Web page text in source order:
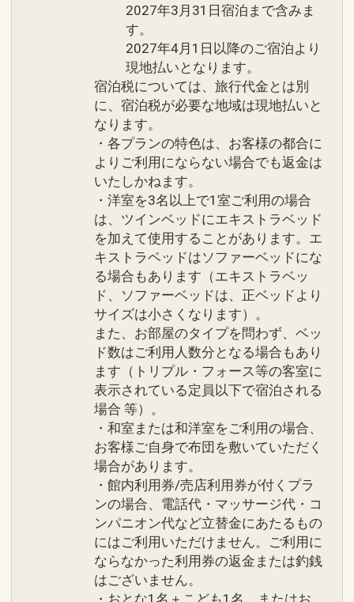
※ご希望に添えない場合がございます。
※料金は別途頂戴いたします。
設定期間：2025年8月1日～2026年12月
インターネットコース番号：DP-2-
200000037591
2027年3月31日宿泊まで含みま
す。
2027年4月1日以降のご宿泊より
現地払いとなります。
宿泊税については、旅行代金とは別
に、宿泊税が必要な地域は現地払いと
なります。
・各プランの特色は、お客様の都合に
よりご利用にならない場合でも返金は
いたしかねます。
・洋室を3名以上で1室ご利用の場合
は、ツインベッドにエキストラベッド
を加えて使用することがあります。エ
キストラベッドはソファーベッドにな
る場合もあります（エキストラベッ
ド、ソファーベッドは、正ベッドより
サイズは小さくなります）。
また、お部屋のタイプを問わず、ベッ
ド数はご利用人数分となる場合もあり
ます（トリプル・フォース等の客室に
表示されている定員以下で宿泊される
場合 等）。
・和室または和洋室をご利用の場合、
お客様ご自身で布団を敷いていただく
場合があります。
・館内利用券/売店利用券が付くプラ
ンの場合、電話代・マッサージ代・コ
ンパニオン代など立替金にあたるもの
にはご利用いただけません。ご利用に
ならなかった利用券の返金または釣銭
はございません。
・おとな1名＋こども1名、またはお